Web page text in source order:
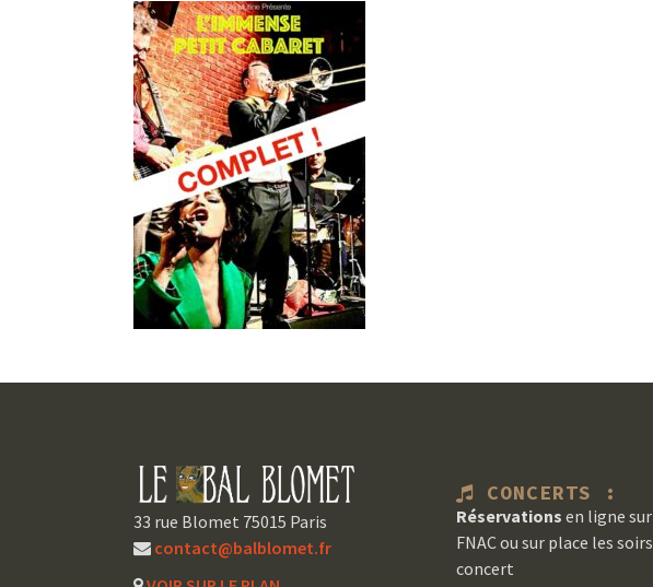
33 rue Blomet 75015 Paris
contact@balblomet.fr
CONCERTS :
Réservations en ligne
FNAC ou sur place les
concert